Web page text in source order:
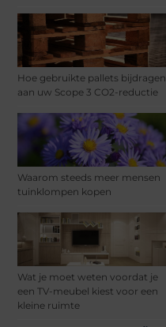
Hoe gebruikte pallets bijdragen
aan uw Scope 3 CO2-reductie
Waarom steeds meer mensen
tuinklompen kopen
Wat je moet weten voordat je
een TV-meubel kiest voor een
kleine ruimte